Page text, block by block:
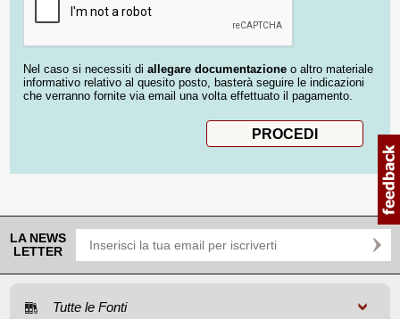
Nel caso si necessiti di allegare documentazione o altro materiale
informativo relativo al quesito posto, basterà seguire le indicazioni
che verranno fornite via email una volta effettuato il pagamento.
LA NEWS
LETTER
Tutte le Fonti